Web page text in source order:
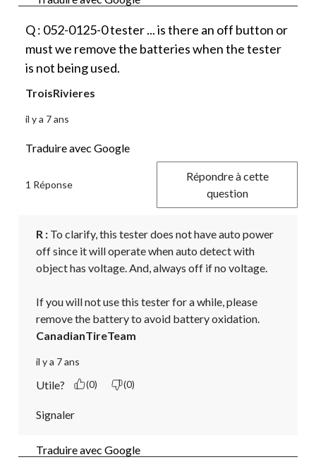
Q : 052-0125-0 tester ... is there an off button or
must we remove the batteries when the tester
is not being used.
TroisRivieres
il y a 7 ans
Traduire avec Google
1 Réponse
Répondre à cette
question
R : To clarify, this tester does not have auto power
off since it will operate when auto detect with
object has voltage. And, always off if no voltage.
If you will not use this tester for a while, please
remove the battery to avoid battery oxidation.
CanadianTireTeam
il y a 7 ans
Utile? (0) (0)
Signaler
Traduire avec Google